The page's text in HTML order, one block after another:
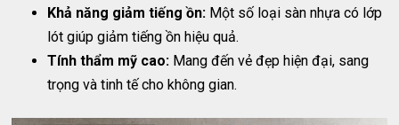
Khả năng giảm tiếng ồn: Một số loại sàn nhựa có lớp
lót giúp giảm tiếng ồn hiệu quả.
Tính thẩm mỹ cao: Mang đến vẻ đẹp hiện đại, sang
trọng và tinh tế cho không gian.